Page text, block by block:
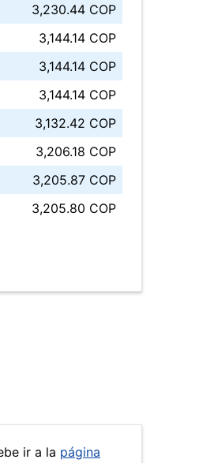
3,230.44 COP
3,144.14 COP
3,144.14 COP
3,144.14 COP
3,132.42 COP
3,206.18 COP
3,205.87 COP
3,205.80 COP
ir a la página